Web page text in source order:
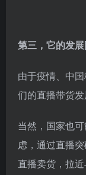
第三，它的发展
由于疫情、中
们的直播带货发
当然，国家也
虑，通过直播
直播卖货，拉